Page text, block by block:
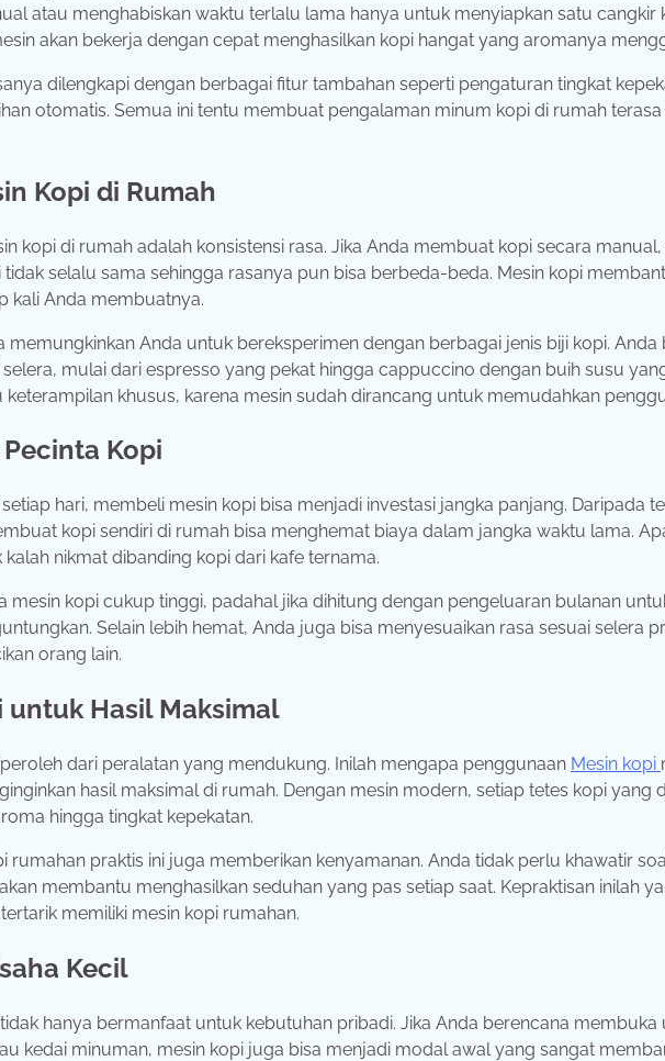
atau menghabiskan waktu terlalu lama hanya untuk menyiapkan satu cangkir
akan bekerja dengan cepat menghasilkan kopi hangat yang aromanya
dilengkapi dengan berbagai fitur tambahan seperti pengaturan tingkat
otomatis. Semua ini tentu membuat pengalaman minum kopi di rumah
Kopi di Rumah
kopi di rumah adalah konsistensi rasa. Jika Anda membuat kopi secara
selalu sama sehingga rasanya pun bisa berbeda-beda. Mesin kopi
kali Anda membuatnya.
memungkinkan Anda untuk bereksperimen dengan berbagai jenis biji kopi. Anda
mulai dari espresso yang pekat hingga cappuccino dengan buih susu
khusus, karena mesin sudah dirancang untuk memudahkan
Kopi
hari, membeli mesin kopi bisa menjadi investasi jangka panjang. Daripada
kopi sendiri di rumah bisa menghemat biaya dalam jangka waktu lama.
nikmat dibanding kopi dari kafe ternama.
mesin kopi cukup tinggi, padahal jika dihitung dengan pengeluaran bulanan
Selain lebih hemat, Anda juga bisa menyesuaikan rasa sesuai selera
orang lain.
untuk Hasil Maksimal
dari peralatan yang mendukung. Inilah mengapa penggunaan Mesin kopi
hasil maksimal di rumah. Dengan mesin modern, setiap tetes kopi yang
hingga tingkat kepekatan.
rumahan praktis ini juga memberikan kenyamanan. Anda tidak perlu khawatir
membantu menghasilkan seduhan yang pas setiap saat. Kepraktisan inilah
memiliki mesin kopi rumahan.
Kecil
hanya bermanfaat untuk kebutuhan pribadi. Jika Anda berencana membuka
kedai minuman, mesin kopi juga bisa menjadi modal awal yang sangat